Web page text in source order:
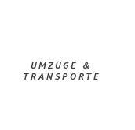
UMZÜGE &
TRANSPORTE